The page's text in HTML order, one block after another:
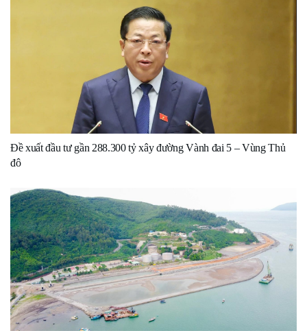
Đề xuất đầu tư gần 288.300 tỷ xây đường Vành đai 5 – Vùng Thủ
đô